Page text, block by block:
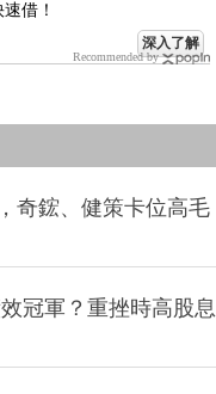
借！
深入了解
Recommended by
奇鋐、健策卡位高毛
冠軍？重挫時高股息